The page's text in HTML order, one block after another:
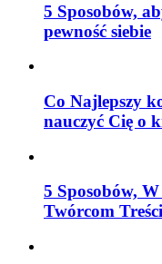
5 Sposobów,
pewność siebie
Co Najlepszy
nauczyć Cię o
5 Sposobów,
Twórcom